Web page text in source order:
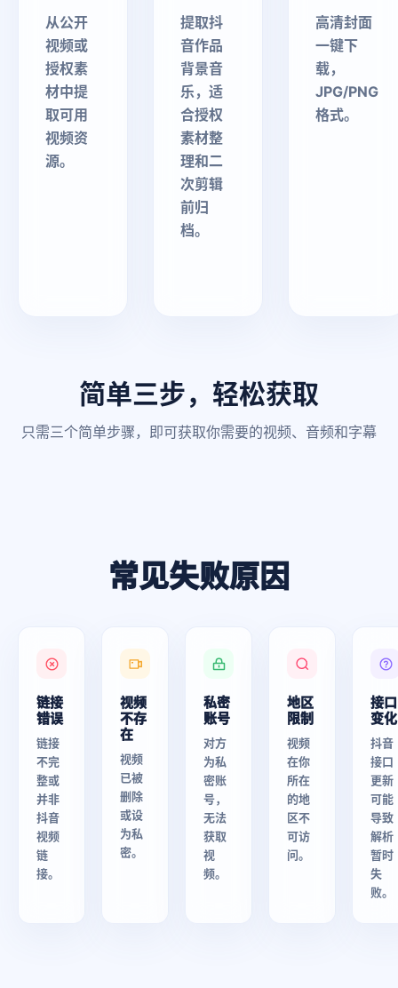
从公开
视频或
授权素
材中提
取可用
视频资
源。
提取抖
音作品
背景音
乐，适
合授权
素材整
理和二
次剪辑
前归
档。
高清封面
一键下
载，
JPG/PNG
格式。
简单三步，轻松获取
只需三个简单步骤，即可获取你需要的视频、音频和字幕
常见失败原因
链接
错误
链接
不完
整或
并非
抖音
视频
链
接。
视频
不存
在
视频
已被
删除
或设
为私
密。
私密
账号
对方
为私
密账
号，
无法
获取
视
频。
地区
限制
视频
在你
所在
的地
区不
可访
问。
接口
变化
抖音
接口
更新
可能
导致
解析
暂时
失
败。